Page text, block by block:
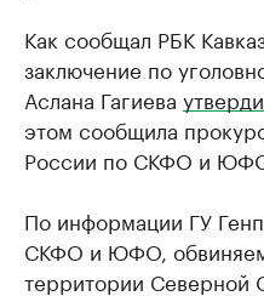
Как сообщал РБК
заключение по
Аслана Гагиева
этом сообщила
России по СКФО и ЮФО
По информации ГУ
СКФО и ЮФО,
территории Северной